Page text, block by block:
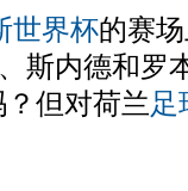
世界杯的赛
斯内德和罗
但对荷兰足